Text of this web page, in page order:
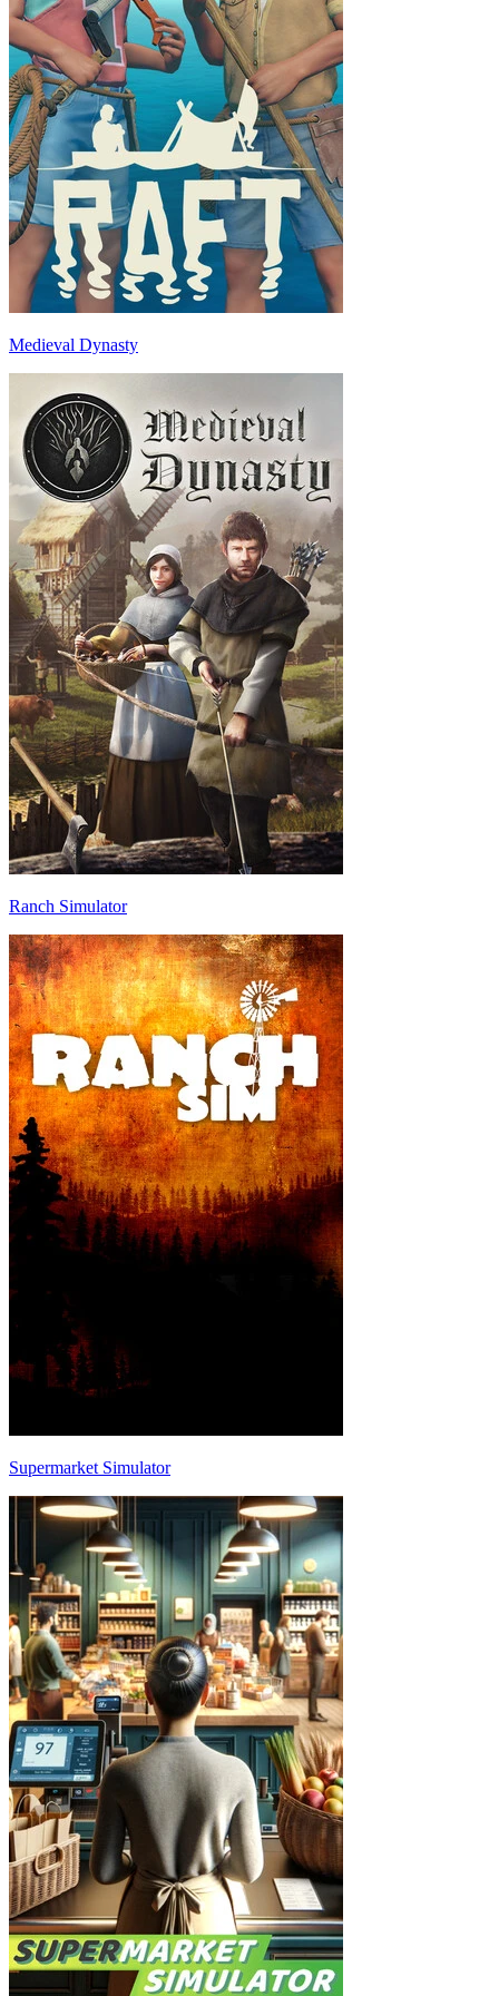
Medieval Dynasty
Ranch Simulator
Supermarket Simulator